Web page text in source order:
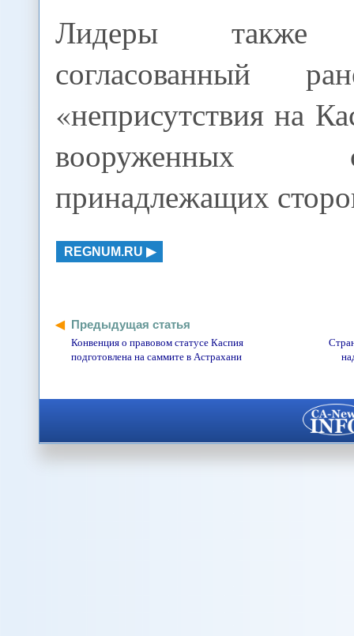
Лидеры также
согласованный
«неприсутствия на
принадлежащих
REGNUM.RU
Предыдущая статья
Конвенция о правовом статусе Каспия
подготовлена на саммите в Астрахани